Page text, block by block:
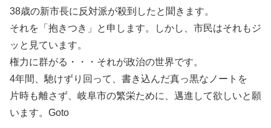
38歳の新市長に反対派が殺到したと聞きます。
それを「抱きつき」と申します。しかし、市民はそれもジ
ッと見ています。
権力に群がる・・・それが政治の世界です。
4年間、馳けずり回って、書き込んだ真っ黒なノートを
片時も離さず、岐阜市の繁栄ために、邁進して欲しいと願
います。Goto